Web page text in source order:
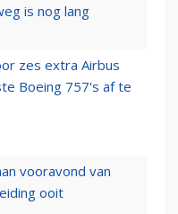
is nog lang
zes extra Airbus
Boeing 757's af te
vooravond van
ooit